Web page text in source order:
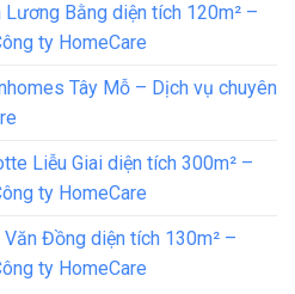
Bằng diện tích 120m² –
ty HomeCare
Tây Mỗ – Dịch vụ chuyên
Liễu Giai diện tích 300m² –
ty HomeCare
Đồng diện tích 130m² –
ty HomeCare